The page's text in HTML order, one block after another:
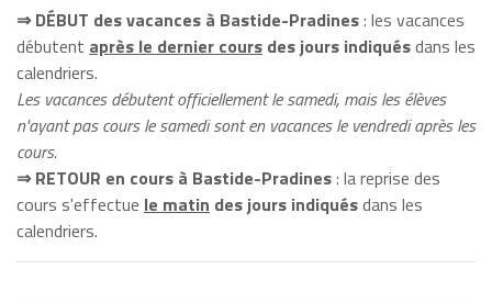
⇒ DÉBUT des vacances à Bastide-Pradines: les vacances
débutent après le dernier cours des jours indiquésdans les
calendriers.
Les vacances débutent officiellement le samedi, mais les élèves
n'ayant pas cours le samedi sont en vacances le vendredi après les
cours.
⇒ RETOUR en cours à Bastide-Pradines: la reprise des
cours s'effectue le matin des jours indiquésdans les
calendriers.